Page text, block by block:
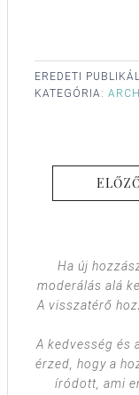
EREDETI
KATEGÓRIA:
Ha új
moderálás alá
A visszatérő
A kedvesség és
érzed, hogy a
íródott, ami